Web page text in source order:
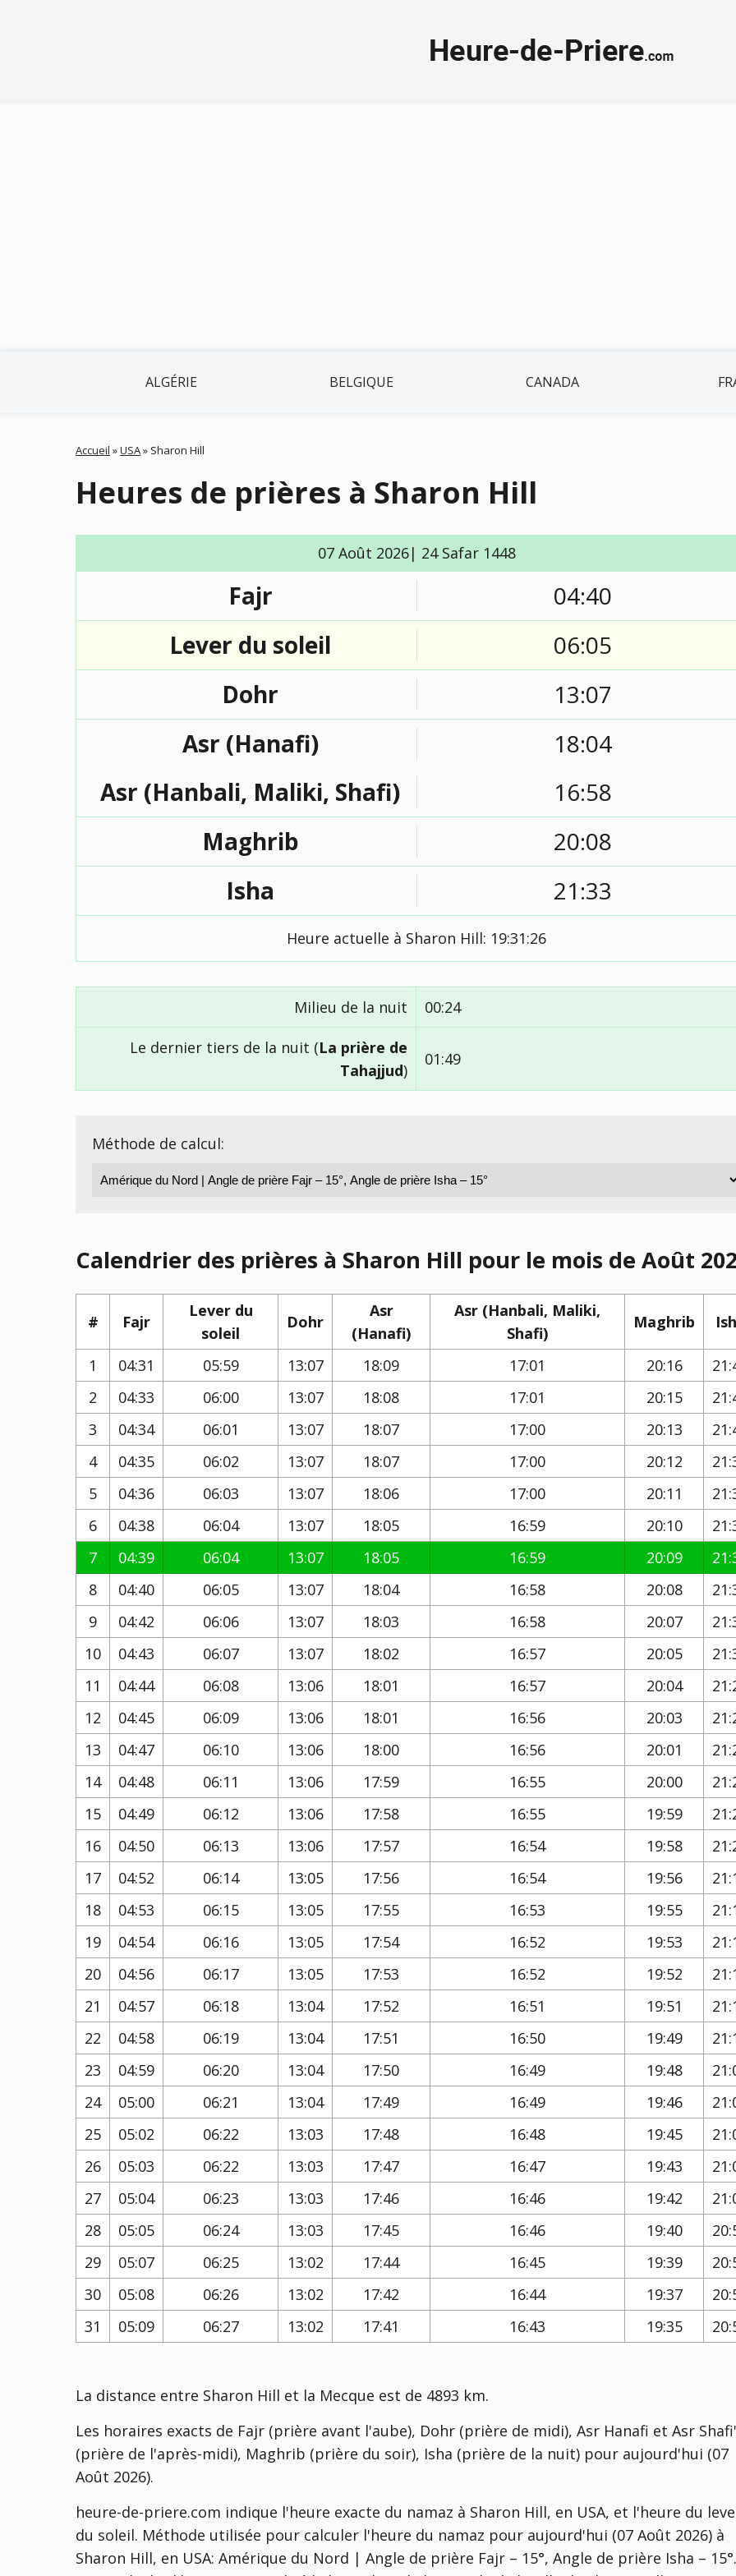
ALGÉRIE BELGIQUE CANADA
Accueil »USA» Sharon Hill
Heures de prières à Sharon Hill
07 Août 2026| 24 Safar 1448
Fajr
04:40
Lever du soleil
06:05
Dohr
13:07
Asr (Hanafi)
18:04
Asr (Hanbali, Maliki, Shafi)
16:58
Maghrib
20:08
Isha
21:33
Heure actuelle à Sharon Hill: 19:31:27
Milieu de la nuit 00:24
Le dernier tiers de la nuit (La prière de
Tahajjud)
01:49
Méthode de calcul:
Calendrier des prières à Sharon Hill pour le mois de Août
# Fajr
Lever du
soleil
Dohr
Asr
(Hanafi)
Asr (Hanbali, Maliki,
Shafi)
Maghrib
1 04:31 05:59 13:07 18:09 17:01 20:16
2
04:33 06:00 13:07 18:08 17:01 20:15
3
04:34 06:01 13:07 18:07 17:00 20:13
4
04:35 06:02 13:07 18:07 17:00 20:12
5
04:36 06:03 13:07 18:06 17:00 20:11
6
04:38 06:04 13:07 18:05 16:59 20:10
7
04:39 06:04 13:07 18:05 16:59 20:09
8
04:40 06:05 13:07 18:04 16:58 20:08
9
04:42 06:06 13:07 18:03 16:58 20:07
10
04:43 06:07 13:07 18:02 16:57 20:05
11
04:44 06:08 13:06 18:01 16:57 20:04
12
04:45 06:09 13:06 18:01 16:56 20:03
13
04:47 06:10 13:06 18:00 16:56 20:01
14
04:48 06:11 13:06 17:59 16:55 20:00
15
04:49 06:12 13:06 17:58 16:55 19:59
16
04:50 06:13 13:06 17:57 16:54 19:58
17
04:52 06:14 13:05 17:56 16:54 19:56
18
04:53 06:15 13:05 17:55 16:53 19:55
19
04:54 06:16 13:05 17:54 16:52 19:53
20
04:56 06:17 13:05 17:53 16:52 19:52
21
04:57 06:18 13:04 17:52 16:51 19:51
22
04:58 06:19 13:04 17:51 16:50 19:49
23
04:59 06:20 13:04 17:50 16:49 19:48
24
05:00 06:21 13:04 17:49 16:49 19:46
25
05:02 06:22 13:03 17:48 16:48 19:45
26
05:03 06:22 13:03 17:47 16:47 19:43
27
05:04 06:23 13:03 17:46 16:46 19:42
28
05:05 06:24 13:03 17:45 16:46 19:40
29
05:07 06:25 13:02 17:44 16:45 19:39
30
05:08 06:26 13:02 17:42 16:44 19:37
31
05:09 06:27 13:02 17:41 16:43 19:35
La distance entre Sharon Hill et la Mecque est de 4893 km.
Les horaires exacts de Fajr (prière avant l'aube), Dohr (prière de midi), Asr Hanafi et Asr
(prière de l'après-midi), Maghrib (prière du soir), Isha (prière de la nuit) pour aujourd'hui (07
Août 2026).
heure-de-priere.com indique l'heure exacte du namaz à Sharon Hill, en USA, et l'heure du
du soleil. Méthode utilisée pour calculer l'heure du namaz pour aujourd'hui (07 Août 2026) à
Sharon Hill, en USA: Amérique du Nord | Angle de prière Fajr – 15°, Angle de prière Isha – 15°.